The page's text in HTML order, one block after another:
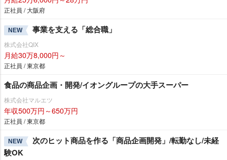
正社員 / 大阪府
NEW 事業を支える「総合職」
株式会社QIX
月給30万8,000円～
正社員 / 東京都
食品の商品企画・開発/イオングループの大手スーパー
株式会社マルエツ
年収500万円～650万円
正社員 / 東京都
NEW
次のヒット商品を作る「商品企画開発」/転勤なし/未経
験OK